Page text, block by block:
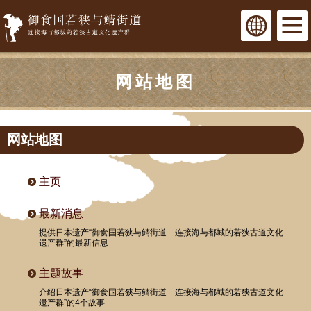
网站地图
网站地图
主页
最新消息
提供日本遗产“御食国若狭与鲭街道 连接海与都城的若狭古道文化
遗产群”的最新信息
主题故事
介绍日本遗产“御食国若狭与鲭街道 连接海与都城的若狭古道文化
遗产群”的4个故事